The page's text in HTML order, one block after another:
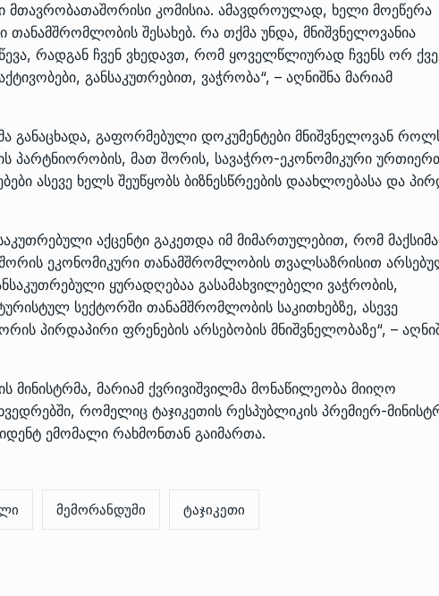
კომისია. ამავდროულად, ხელი მოეწერა
თანამშრომლობის შესახებ. რა თქმა უნდა, მნიშვნელოვანია
რადგან ჩვენ ვხედავთ, რომ ყოველწლიურად ჩვენს ორ
განსაკუთრებით, ვაჭრობა“, – აღნიშნა მარიამ
განაცხადა, გაფორმებული დოკუმენტები მნიშვნელოვან
პარტნიორობის, მათ შორის, სავაჭრო-ეკონომიკური
ასევე ხელს შეუწყობს ბიზნესწრეების დაახლოებასა და
აქცენტი გაკეთდა იმ მიმართულებით, რომ
ეკონომიკური თანამშრომლობის თვალსაზრისით
ყურადღებაა გასამახვილებელი ვაჭრობის,
სექტორში თანამშრომლობის საკითხებზე, ასევე
პირდაპირი ფრენების არსებობის მნიშვნელობაზე“, –
მინისტრმა, მარიამ ქვრივიშვილმა მონაწილეობა მიიღო
რომელიც ტაჯიკეთის რესპუბლიკის პრემიერ-
ემომალი რახმონთან გაიმართა.
მემორანდუმი ტაჯიკეთი